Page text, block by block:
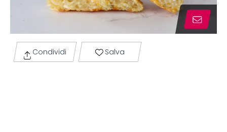
Condividi Salva